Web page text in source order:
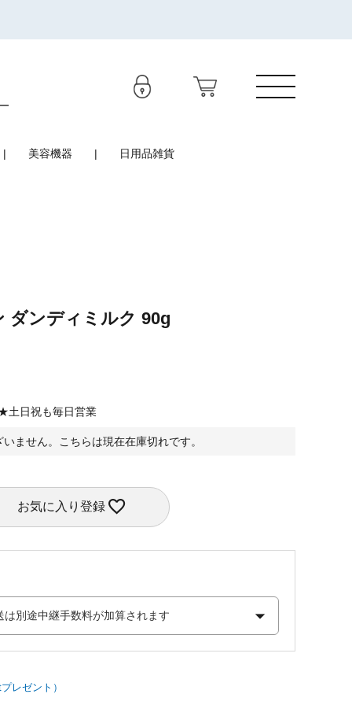
美容機器 日用品雑貨
ダンディミルク 90g
土日祝も毎日営業
ません。こちらは現在在庫切れです。
お気に入り登録